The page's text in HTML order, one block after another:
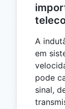
A
em
pode
sinal,